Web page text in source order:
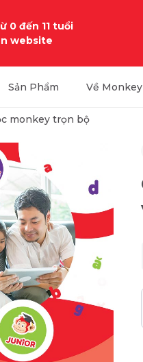
0 đến 11 tuổi
website
Sản Phẩm Về Monkey
monkey trọn bộ